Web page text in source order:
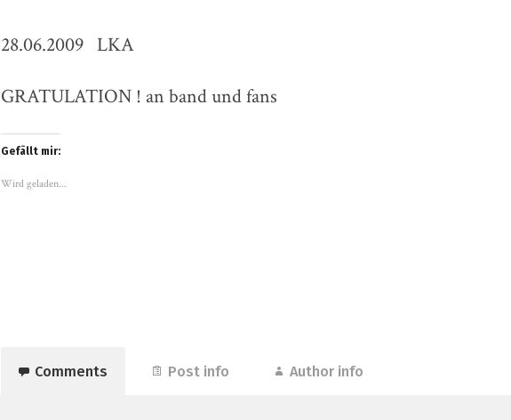
28.06.2009 LKA
GRATULATION ! an band und fans
Gefällt mir:
Wird geladen...
Comments Post info Author info